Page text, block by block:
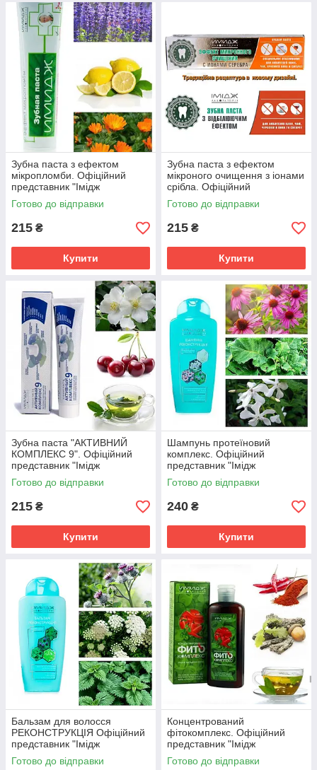
Зубна паста з ефектом
мікропломби. Офіційний
представник "Імідж
лабораторії"
Готово до відправки
215 ₴
Купити
Зубна паста з ефектом
мікроного очищення з іонами
срібла. Офіційний
представник "Імідж
лабораторії"
Готово до відправки
215 ₴
Купити
Зубна паста "АКТИВНИЙ
КОМПЛЕКС 9". Офіційний
представник "Імідж
лабораторії"
Готово до відправки
215 ₴
Купити
Шампунь протеїновий
комплекс. Офіційний
представник "Імідж
лабораторії"
Готово до відправки
240 ₴
Купити
Бальзам для волосся
РЕКОНСТРУКЦІЯ Офіційний
представник "Імідж
лабораторія".
Готово до відправки
Концентрований
фітокомплекс. Офіційний
представник "Імідж
лабораторії"
Готово до відправки